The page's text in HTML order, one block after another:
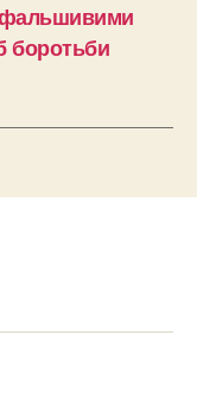
фальшивими
боротьби